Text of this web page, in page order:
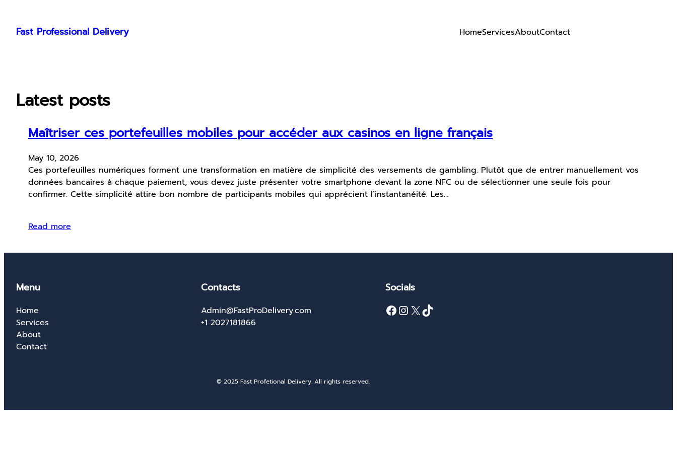
content
Fast Professional Delivery HomeServicesAboutContact
Latest posts
Maîtriser ces portefeuilles mobiles pour accéder aux casinos en ligne français
May 10, 2026
Ces portefeuilles numériques forment une transformation en matière de simplicité des versements de gambling. Plutôt que de entrer manuellement vos
données bancaires à chaque paiement, vous devez juste présenter votre smartphone devant la zone NFC ou de sélectionner une seule fois pour
confirmer. Cette simplicité attire bon nombre de participants mobiles qui apprécient l’instantanéité. Les…
Read more
Menu
Home
Services
About
Contact
Contacts
Admin@FastProDelivery.com
+1 2027181866
Socials
Facebook InstagramX TikTok
© 2025 Fast Profetional Delivery. All rights reserved.